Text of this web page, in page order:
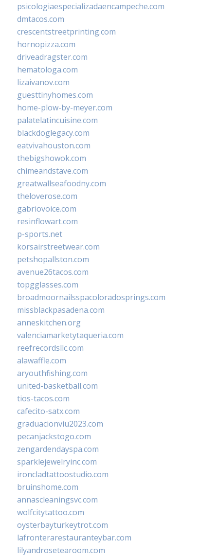
psicologiaespecializadaencampeche.com
dmtacos.com
crescentstreetprinting.com
hornopizza.com
driveadragster.com
hematologa.com
lizaivanov.com
guesttinyhomes.com
home-plow-by-meyer.com
palatelatincuisine.com
blackdoglegacy.com
eatvivahouston.com
thebigshowok.com
chimeandstave.com
greatwallseafoodny.com
theloverose.com
gabriovoice.com
resinflowart.com
p-sports.net
korsairstreetwear.com
petshopallston.com
avenue26tacos.com
topgglasses.com
broadmoornailsspacoloradosprings.com
missblackpasadena.com
anneskitchen.org
valenciamarketytaqueria.com
reefrecordsllc.com
alawaffle.com
aryouthfishing.com
united-basketball.com
tios-tacos.com
cafecito-satx.com
graduacionviu2023.com
pecanjackstogo.com
zengardendayspa.com
sparklejewelryinc.com
ironcladtattoostudio.com
bruinshome.com
annascleaningsvc.com
wolfcitytattoo.com
oysterbayturkeytrot.com
lafronterarestauranteybar.com
lilyandrosetearoom.com